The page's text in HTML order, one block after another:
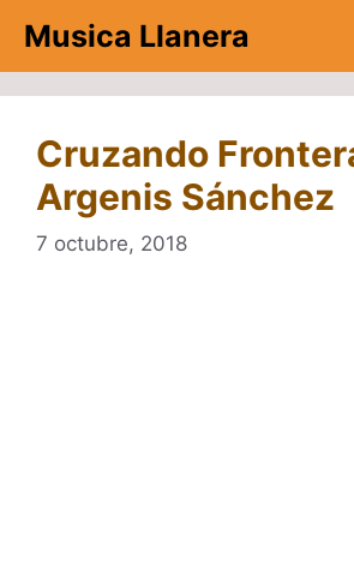
contenido
Musica Llanera
Cruzando
Argenis Sánchez
7 octubre, 2018